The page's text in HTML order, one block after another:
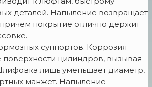
деталей. Напыление возвращает
покрытие отлично держит
суппортов. Коррозия
поверхности цилиндров, вызывая
лишь уменьшает диаметр,
манжет. Напыление